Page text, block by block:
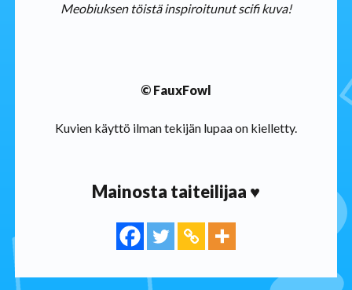
Meobiuksen töistä inspiroitunut scifi kuva!
© FauxFowl
Kuvien käyttö ilman tekijän lupaa on kielletty.
Mainosta taiteilijaa ♥